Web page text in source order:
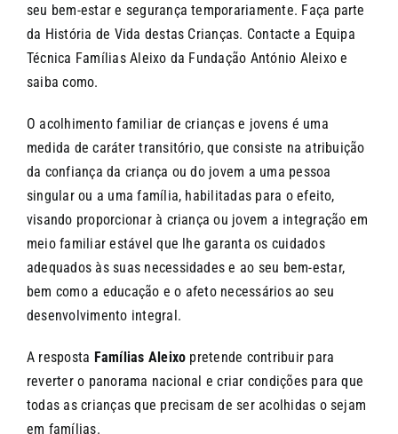
seu bem-estar e segurança temporariamente. Faça parte
da História de Vida destas Crianças. Contacte a Equipa
Técnica Famílias Aleixo da Fundação António Aleixo e
saiba como.
O acolhimento familiar de crianças e jovens é uma
medida de caráter transitório, que consiste na atribuição
da confiança da criança ou do jovem a uma pessoa
singular ou a uma família, habilitadas para o efeito,
visando proporcionar à criança ou jovem a integração em
meio familiar estável que lhe garanta os cuidados
adequados às suas necessidades e ao seu bem-estar,
bem como a educação e o afeto necessários ao seu
desenvolvimento integral.
A resposta Famílias Aleixo pretende contribuir para
reverter o panorama nacional e criar condições para que
todas as crianças que precisam de ser acolhidas o sejam
em famílias.